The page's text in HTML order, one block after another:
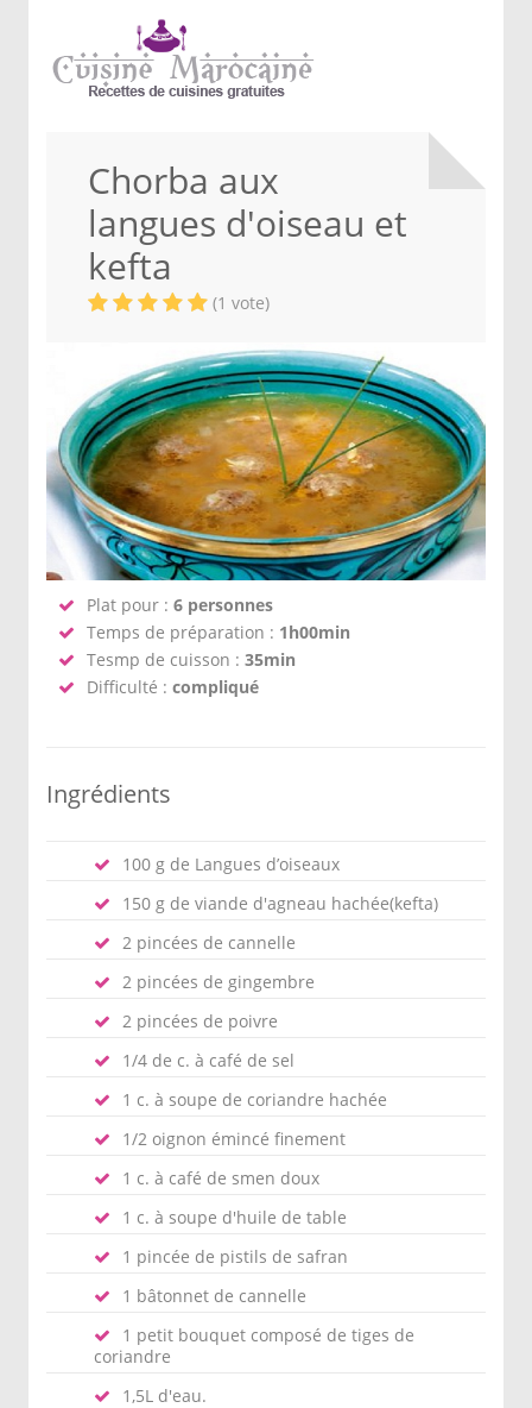
Chorba aux
langues d'oiseau et
kefta
(1 vote)
Plat pour : 6 personnes
Temps de préparation : 1h00min
Tesmp de cuisson : 35min
Difficulté : compliqué
Ingrédients
100 g de Langues d’oiseaux
150 g de viande d'agneau hachée(kefta)
2 pincées de cannelle
2 pincées de gingembre
2 pincées de poivre
1/4 de c. à café de sel
1 c. à soupe de coriandre hachée
1/2 oignon émincé finement
1 c. à café de smen doux
1 c. à soupe d'huile de table
1 pincée de pistils de safran
1 bâtonnet de cannelle
1 petit bouquet composé de tiges de
coriandre
1,5L d'eau.